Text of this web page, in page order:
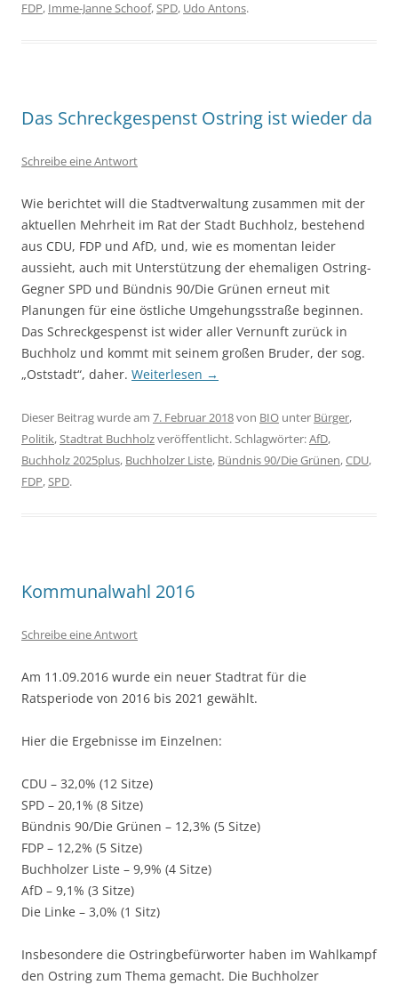
FDP, Imme-Janne Schoof,SPD, Udo Antons.
Das Schreckgespenst Ostring ist wieder da
Schreibe eine Antwort
Wie berichtet will die Stadtverwaltung zusammen mit der
aktuellen Mehrheit im Rat der Stadt Buchholz, bestehend
aus CDU, FDP und AfD, und, wie es momentan leider
aussieht, auch mit Unterstützung der ehemaligen Ostring-
Gegner SPD und Bündnis 90/Die Grünen erneut mit
Planungen für eine östliche Umgehungsstraße beginnen.
Das Schreckgespenst ist wider aller Vernunft zurück in
Buchholz und kommt mit seinem großen Bruder, der sog.
„Oststadt“, daher. Weiterlesen →
Dieser Beitrag wurde am 7. Februar 2018von BIO unter Bürger,
Politik,Stadtrat Buchholzveröffentlicht. Schlagwörter:AfD,
Buchholz 2025plus, Buchholzer Liste, Bündnis 90/Die Grünen,CDU,
FDP,SPD.
Kommunalwahl 2016
Schreibe eine Antwort
Am 11.09.2016 wurde ein neuer Stadtrat für die
Ratsperiode von 2016 bis 2021 gewählt.
Hier die Ergebnisse im Einzelnen:
CDU – 32,0% (12 Sitze)
SPD – 20,1% (8 Sitze)
Bündnis 90/Die Grünen – 12,3% (5 Sitze)
FDP – 12,2% (5 Sitze)
Buchholzer Liste – 9,9% (4 Sitze)
AfD – 9,1% (3 Sitze)
Die Linke – 3,0% (1 Sitz)
Insbesondere die Ostringbefürworter haben im Wahlkampf
den Ostring zum Thema gemacht. Die Buchholzer